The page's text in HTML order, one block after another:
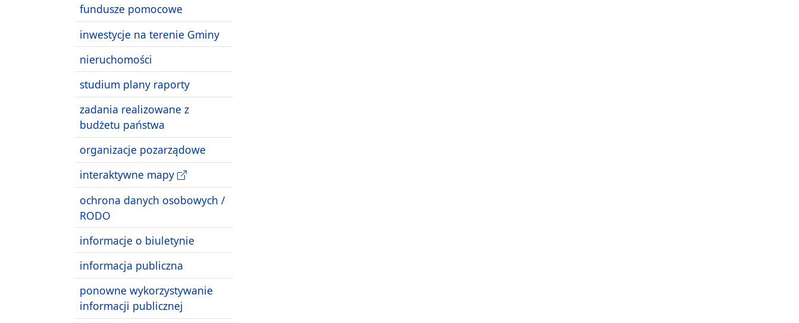
fundusze pomocowe
inwestycje na terenie Gminy
nieruchomości
studium plany raporty
zadania realizowane z
budżetu państwa
organizacje pozarządowe
interaktywne mapy
ochrona danych osobowych /
RODO
informacje o biuletynie
informacja publiczna
ponowne wykorzystywanie
informacji publicznej